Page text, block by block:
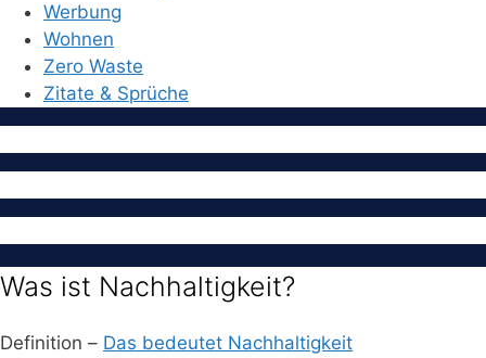
Werbung
Wohnen
Zero Waste
Zitate & Sprüche
Was ist Nachhaltigkeit?
Definition – Das bedeutet Nachhaltigkeit